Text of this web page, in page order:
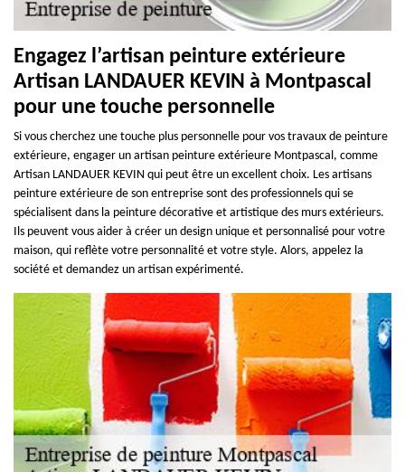
Engagez l’artisan peinture extérieure
Artisan LANDAUER KEVIN à Montpascal
pour une touche personnelle
Si vous cherchez une touche plus personnelle pour vos travaux de peinture
extérieure, engager un artisan peinture extérieure Montpascal, comme
Artisan LANDAUER KEVIN qui peut être un excellent choix. Les artisans
peinture extérieure de son entreprise sont des professionnels qui se
spécialisent dans la peinture décorative et artistique des murs extérieurs.
Ils peuvent vous aider à créer un design unique et personnalisé pour votre
maison, qui reflète votre personnalité et votre style. Alors, appelez la
société et demandez un artisan expérimenté.